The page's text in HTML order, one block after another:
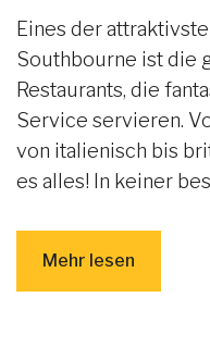
Eines der
Southbourne ist die
Restaurants, die
Service servieren.
von italienisch bis
es alles! In keiner
Mehr lesen